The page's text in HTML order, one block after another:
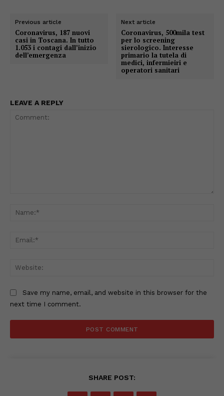
Previous article
Coronavirus, 187 nuovi
casi in Toscana. In tutto
1.053 i contagi dall’inizio
dell’emergenza
Next article
Coronavirus, 500mila test
per lo screening
sierologico. Interesse
primario la tutela di
medici, infermieiri e
operatori sanitari
LEAVE A REPLY
Save my name, email, and website in this browser for the
next time I comment.
SHARE POST: